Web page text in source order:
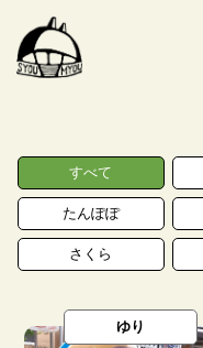
保育のこと
すべて
たんぽぽ
さくら
ゆり